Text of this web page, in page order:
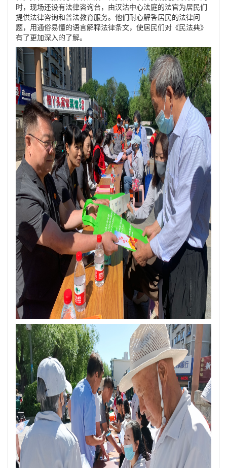
时，现场还设有法律咨询台，由汉沽中心法庭的法官为居民们
提供法律咨询和普法教育服务。他们耐心解答居民的法律问
题，用通俗易懂的语言解释法律条文，使居民们对《民法典》
有了更加深入的了解。